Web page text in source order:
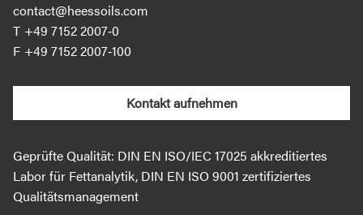
contact@heessoils.com
+49 7152 2007‐0
+49 7152 2007‐100
Kontakt aufnehmen
Geprüfte Qualität: DIN EN ISO/IEC 17025 akkreditiertes
Labor für Fettanalytik, DIN EN ISO 9001 zertifiziertes
Qualitätsmanagement